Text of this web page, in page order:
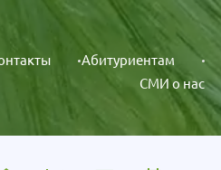
Абитуриентам
СМИ о нас